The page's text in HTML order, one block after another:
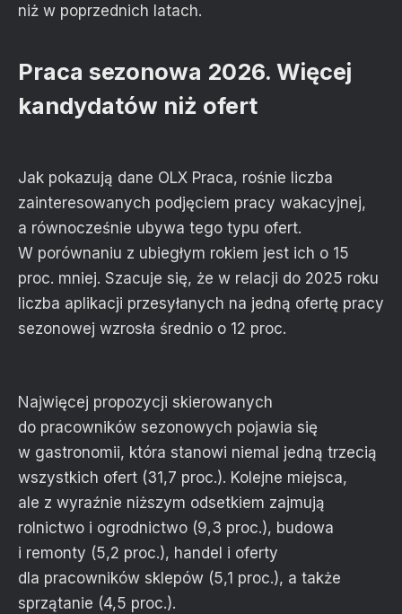
niż w poprzednich latach.
Praca sezonowa 2026. Więcej
kandydatów niż ofert
Jak pokazują dane OLX Praca, rośnie liczba
zainteresowanych podjęciem pracy wakacyjnej,
a równocześnie ubywa tego typu ofert.
W porównaniu z ubiegłym rokiem jest ich o 15
proc. mniej. Szacuje się, że w relacji do 2025 roku
liczba aplikacji przesyłanych na jedną ofertę pracy
sezonowej wzrosła średnio o 12 proc.
Najwięcej propozycji skierowanych
do pracowników sezonowych pojawia się
w gastronomii, która stanowi niemal jedną trzecią
wszystkich ofert (31,7 proc.). Kolejne miejsca,
ale z wyraźnie niższym odsetkiem zajmują
rolnictwo i ogrodnictwo (9,3 proc.), budowa
i remonty (5,2 proc.), handel i oferty
dla pracowników sklepów (5,1 proc.), a także
sprzątanie (4,5 proc.).